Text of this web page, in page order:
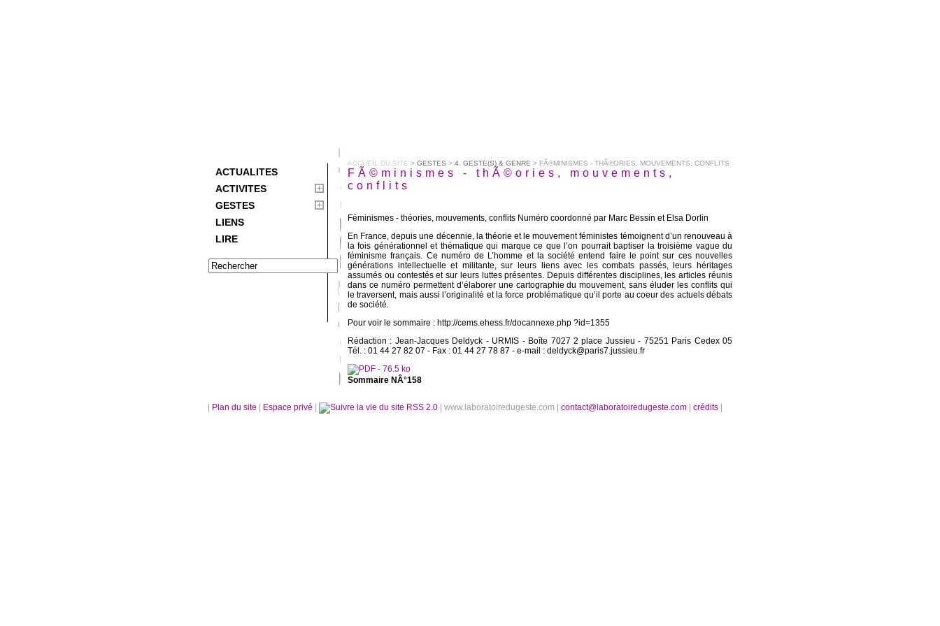
ACTUALITES
ACTIVITES
GESTES
LIENS
LIRE
ACCUEIL DU SITE > GESTES > 4. GESTE(S) & GENRE > FÃ©MINISMES - THÃ©ORIES, MOUVEMENTS, CONFLITS
FÃ©minismes - thÃ©ories, mouvements,
conflits
Féminismes - théories, mouvements, conflits Numéro coordonné par Marc Bessin et Elsa Dorlin
En France, depuis une décennie, la théorie et le mouvement féministes témoignent d’un renouveau à
la fois générationnel et thématique qui marque ce que l’on pourrait baptiser la troisième vague du
féminisme français. Ce numéro de L’homme et la société entend faire le point sur ces nouvelles
générations intellectuelle et militante, sur leurs liens avec les combats passés, leurs héritages
assumés ou contestés et sur leurs luttes présentes. Depuis différentes disciplines, les articles réunis
dans ce numéro permettent d’élaborer une cartographie du mouvement, sans éluder les conflits qui
le traversent, mais aussi l’originalité et la force problématique qu’il porte au coeur des actuels débats
de société.
Pour voir le sommaire : http://cems.ehess.fr/docannexe.php ?id=1355
Rédaction : Jean-Jacques Deldyck - URMIS - Boîte 7027 2 place Jussieu - 75251 Paris Cedex 05
Tél. : 01 44 27 82 07 - Fax : 01 44 27 78 87 - e-mail : deldyck@paris7.jussieu.fr
Sommaire NÂ°158
Plan du site Espace privé RSS 2.0 | www.laboratoiredugeste.com | contact@laboratoiredugeste.com crédits